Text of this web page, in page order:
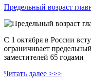
Предельный возраст
С 1 октября в России
ограничивает
заместителей 65 годами
Читать далее >>>